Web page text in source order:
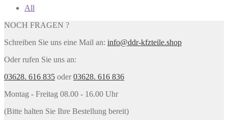
All
NOCH FRAGEN ?
Schreiben Sie uns eine Mail an: info@ddr-kfzteile.shop
Oder rufen Sie uns an:
03628. 616 835 oder03628. 616 836
Montag - Freitag 08.00 - 16.00 Uhr
(Bitte halten Sie Ihre Bestellung bereit)